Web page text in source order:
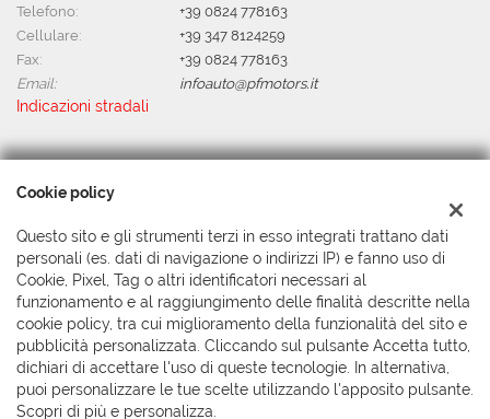
Telefono:
+39 0824 778163
Cellulare:
+39 347 8124259
Fax:
+39 0824 778163
Email:
infoauto@pfmotors.it
Indicazioni stradali
Dati fiscali:
Via Colonnette snc, Benevento (BN)
C.F/P.IVA:01505100626
Registro delle imprese:BN
Cookie policy
Questo sito e gli strumenti terzi in esso integrati trattano dati
personali (es. dati di navigazione o indirizzi IP) e fanno uso di
Cookie, Pixel, Tag o altri identificatori necessari al
funzionamento e al raggiungimento delle finalità descritte nella
cookie policy, tra cui miglioramento della funzionalità del sito e
pubblicità personalizzata. Cliccando sul pulsante Accetta tutto,
dichiari di accettare l'uso di queste tecnologie. In alternativa,
puoi personalizzare le tue scelte utilizzando l'apposito pulsante.
Scopri di più e personalizza.